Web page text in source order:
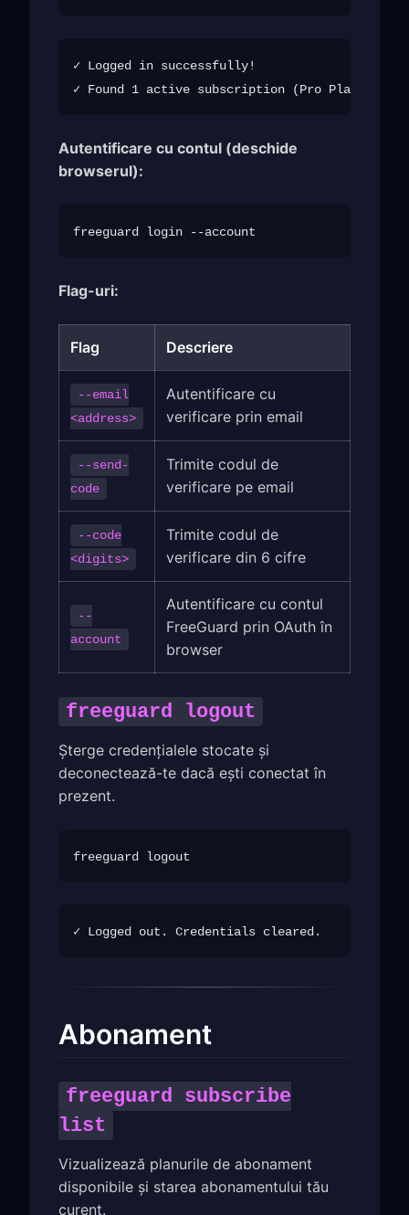
✓ Logged in successfully!
Autentificare cu contul (deschide
browserul):
Flag-uri:
Flag Descriere
--email
<address>
Autentificare cu
verificare prin email
--send-
code
Trimite codul de
verificare pe email
--code
<digits>
Trimite codul de
verificare din 6 cifre
--
account
Autentificare cu contul
FreeGuard prin OAuth în
browser
freeguard logout
Șterge credențialele stocate și
deconectează-te dacă ești conectat în
prezent.
Abonament
freeguard subscribe
list
Vizualizează planurile de abonament
disponibile și starea abonamentului tău
curent.